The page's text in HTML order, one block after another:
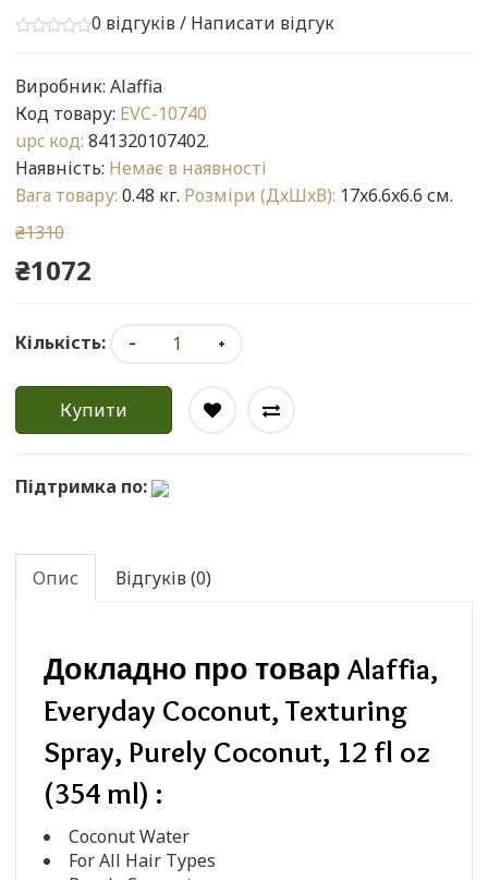
0 відгуків/ Написати відгук
Виробник: Alaffia
Код товару: EVC-10740
upc код: 841320107402.
Наявність: Немає в наявності
Вага товару: 0.48 кг. Розміри (ДxШxВ): 17x6.6x6.6 см.
₴1310
₴1072
Кількість:
Купити
Підтримка по:
Опис Відгуків (0)
Докладно про товар Alaffia,
Everyday Coconut, Texturing
Spray, Purely Coconut, 12 fl oz
(354 ml) :
Coconut Water
For All Hair Types